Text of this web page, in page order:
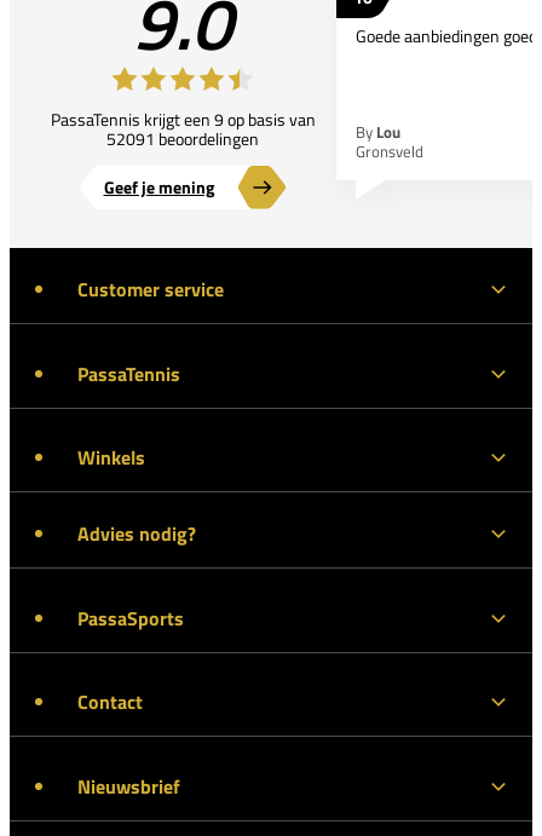
9.0
PassaTennis krijgt een 9 op basis van
52091 beoordelingen
Geef je mening
Goede aanbiedingen
By Lou
Gronsveld
Customer service
PassaTennis
Winkels
Advies nodig?
PassaSports
Contact
Nieuwsbrief